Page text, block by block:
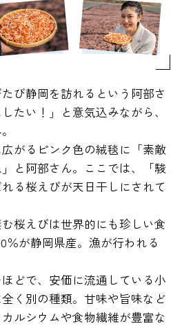
び静岡を訪れるという阿部さ
たい！」と意気込みながら、
がるピンク色の絨毯に「素敵
と阿部さん。ここでは、「駿
る桜えびが天日干しにされて
桜えびは世界的にも珍しい食
％が静岡県産。漁が行われる
どで、安価に流通している小
く別の種類。甘味や旨味など
ルシウムや食物繊維が豊富な